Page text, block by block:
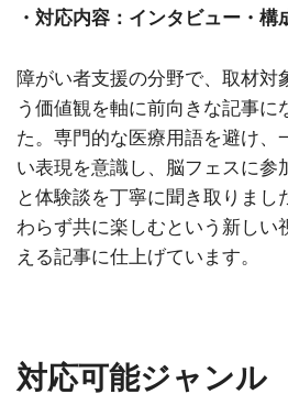
・対応内容：インタビュー・構
障がい者支援の分野で、取材対
う価値観を軸に前向きな記事に
た。専門的な医療用語を避け、
い表現を意識し、脳フェスに参
と体験談を丁寧に聞き取りまし
わらず共に楽しむという新しい
える記事に仕上げています。
対応可能ジャンル